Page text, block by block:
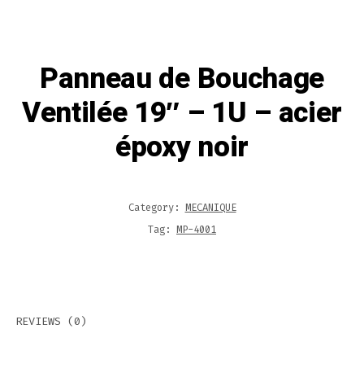
Panneau de Bouchage
Ventilée 19″ – 1U – acier
époxy noir
Category: MECANIQUE
Tag: MP-4001
REVIEWS (0)